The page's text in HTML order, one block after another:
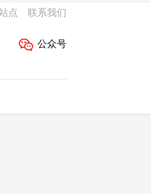
点 联系我们
公众号